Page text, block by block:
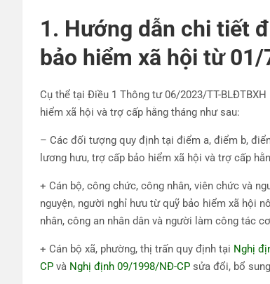
1. Hướng dẫn chi tiết
bảo hiểm xã hội từ
Cụ thể tại Điều 1 Thông tư 06/2023/TT-
hiểm xã hội và trợ cấp hằng tháng như sau:
– Các đối tượng quy định tại điểm a, điểm b,
lương hưu, trợ cấp bảo hiểm xã hội và trợ cấp
+ Cán bộ, công chức, công nhân, viên chức và
nguyện, người nghỉ hưu từ quỹ bảo hiểm xã hội
nhân, công an nhân dân và người làm công tác
+ Cán bộ xã, phường, thị trấn quy định tại Nghị
CP và Nghị định 09/1998/NĐ-CP sửa đổi, bổ